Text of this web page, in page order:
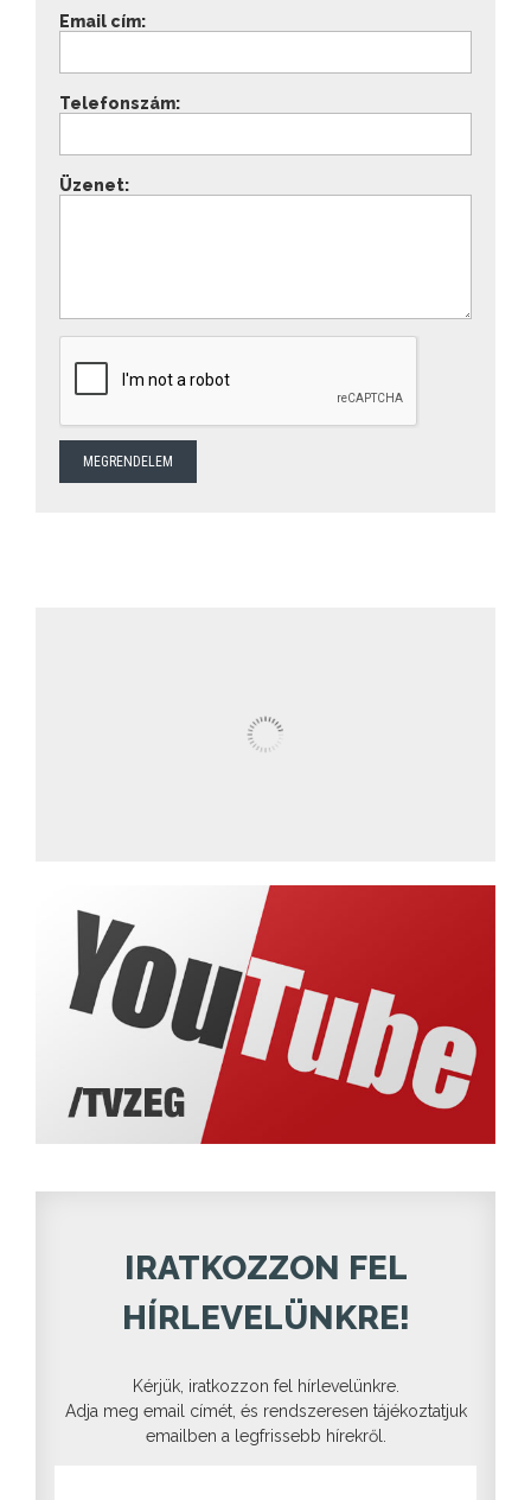
Email cím:
Telefonszám:
Üzenet:
IRATKOZZON FEL
HÍRLEVELÜNKRE!
Kérjük, iratkozzon fel hírlevelünkre.
Adja meg email címét, és rendszeresen tájékoztatjuk
emailben a legfrissebb hírekről.